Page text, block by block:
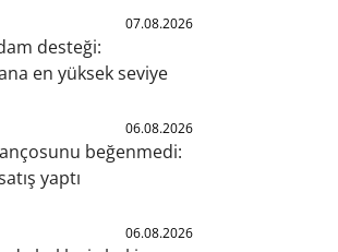
07.08.2026
desteği:
en yüksek seviye
06.08.2026
beğenmedi:
yaptı
06.08.2026